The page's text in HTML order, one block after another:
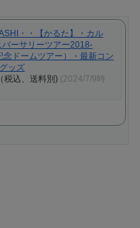
・・【かるた】・カル
ーサリーツアー2018-
ドームツアー）・最新コン
ッズ
税込、送料別) (2024/7/9時